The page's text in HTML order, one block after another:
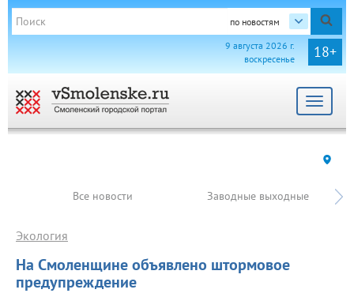
по новостям
18+
9 августа 2026 г.
воскресенье
Toggle
Все новости Заводные выходные
На Смоленщине объявлено штормовое
предупреждение
Экология